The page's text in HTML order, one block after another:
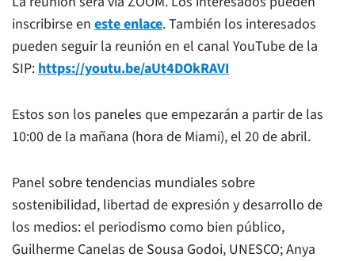
inscribirse en este enlace. También los interesados
pueden seguir la reunión en el canal YouTube de la
SIP:https://youtu.be/aUt4DOkRAVI
Estos son los paneles que empezarán a partir de las
10:00 de la mañana (hora de Miami), el 20 de abril.
Panel sobre tendencias mundiales sobre
sostenibilidad, libertad de expresión y desarrollo de
los medios: el periodismo como bien público,
Guilherme Canelas de Sousa Godoi, UNESCO; Anya